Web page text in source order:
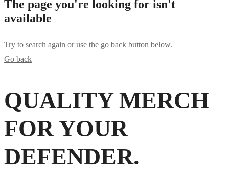
The page you're looking for isn't
available
Try to search again or use the go back button below.
Go back
QUALITY MERCH
FOR YOUR
DEFENDER.